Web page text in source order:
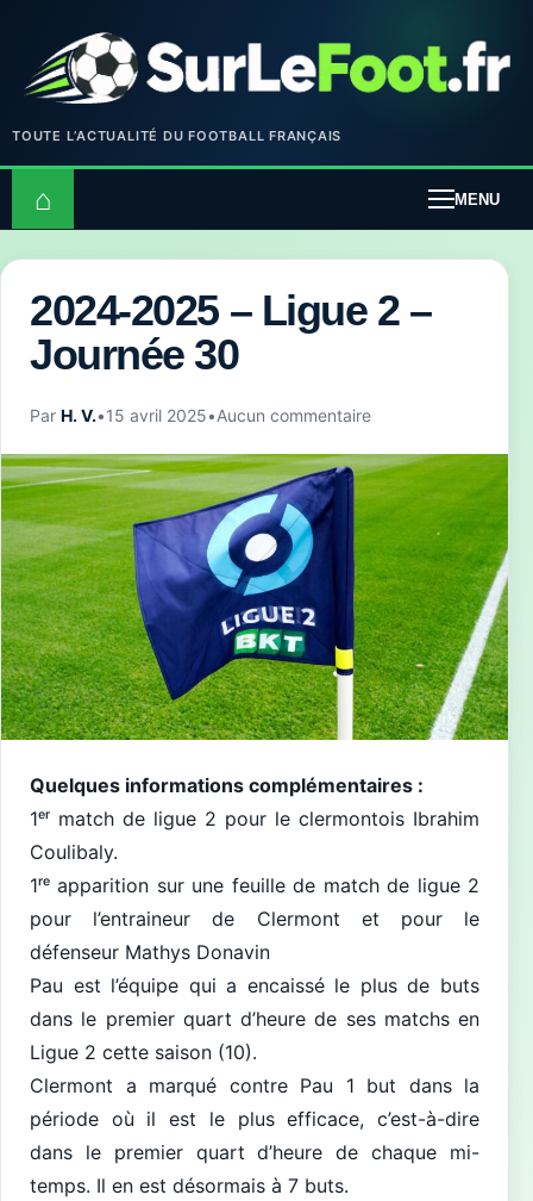
TOUTE L’ACTUALITÉ DU FOOTBALL FRANÇAIS
⌂ MENU
2024-2025 – Ligue 2 –
Journée 30
Par H. V.•15 avril 2025•Aucun commentaire
Quelques informations complémentaires :
1ᵉʳ match de ligue 2 pour le clermontois Ibrahim
Coulibaly.
1ʳᵉ apparition sur une feuille de match de ligue 2
pour l’entraineur de Clermont et pour le
défenseur Mathys Donavin
Pau est l’équipe qui a encaissé le plus de buts
dans le premier quart d’heure de ses matchs en
Ligue 2 cette saison (10).
Clermont a marqué contre Pau 1 but dans la
période où il est le plus efficace, c’est-à-dire
dans le premier quart d’heure de chaque mi-
temps. Il en est désormais à 7 buts.